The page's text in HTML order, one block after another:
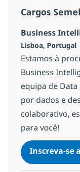
Cargos
Business
Localização
Lisboa, Portugal
Estamos à
Business
equipa de Data
por dados e
colaborativo,
para você!
Inscreva-se